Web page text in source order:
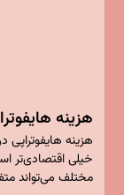
هزینه
هزینه
خیلی اقتصادی‌تر
مختلف می‌تواند